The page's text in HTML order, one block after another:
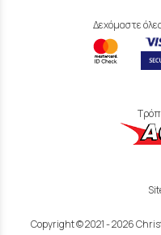
Δεχόμαστε
Copyright © 2021 - 2026